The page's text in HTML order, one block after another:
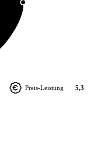
Preis-Leistung 5,3